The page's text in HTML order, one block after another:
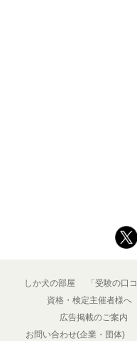
しか犬の部屋 「受験の口
資格・検定主催者様へ
広告掲載のご案内
お問い合わせ(企業・団体)